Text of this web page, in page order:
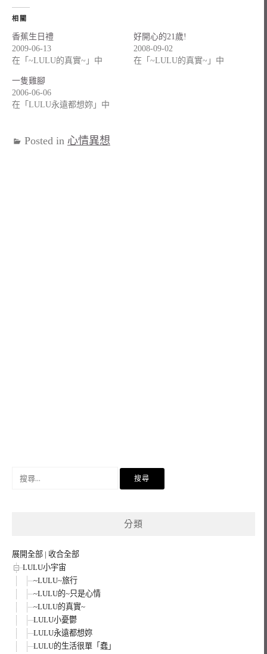
相關
香蕉生日禮
2009-06-13
在「~LULU的真實~」中
好開心的21歲!
2008-09-02
在「~LULU的真實~」中
一隻雞腳
2006-06-06
在「LULU永遠都想妳」中
Posted in 心情異想
分類
展開全部 | 收合全部
LULU小宇宙
~LULU~旅行
~LULU的~只是心情
~LULU的真實~
LULU小憂鬱
LULU永遠都想妳
LULU的生活很單「蠢」